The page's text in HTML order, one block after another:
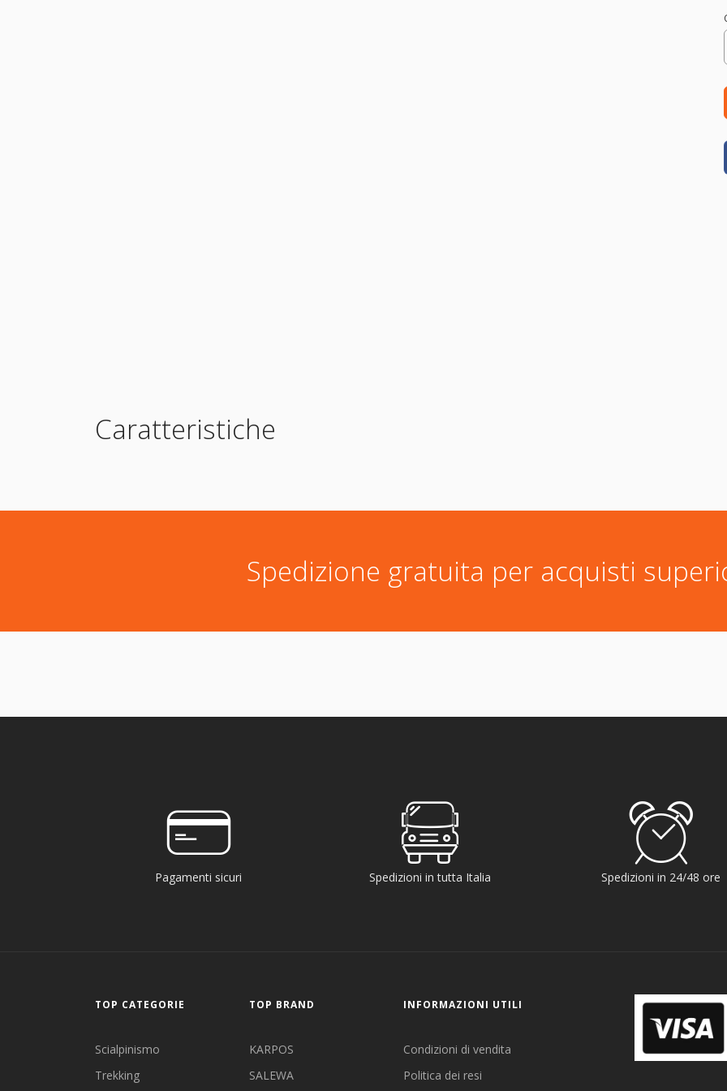
Caratteristiche
Spedizione gratuita per acquisti
Pagamenti sicuri Spedizioni in tutta Italia Spedizioni in 24/48 ore
TOP CATEGORIE
Scialpinismo
Trekking
TOP BRAND
KARPOS
SALEWA
INFORMAZIONI UTILI
Condizioni di vendita
Politica dei resi